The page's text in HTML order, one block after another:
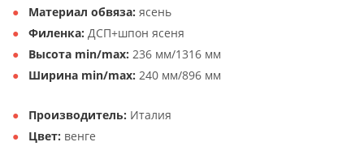
Материал обвяза: ясень
Филенка: ДСП+шпон ясеня
Высота min/max: 236 мм/1316 мм
Ширина min/max: 240 мм/896 мм
Производитель: Италия
Цвет: венге